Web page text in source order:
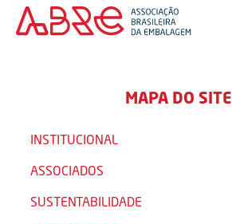
MAPA DO SITE
INSTITUCIONAL
ASSOCIADOS
SUSTENTABILIDADE